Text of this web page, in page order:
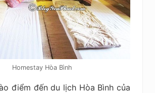
Homestay Hòa Bình
điểm đến du lịch Hòa Bình của